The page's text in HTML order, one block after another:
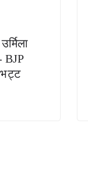
BJP
भट्ट